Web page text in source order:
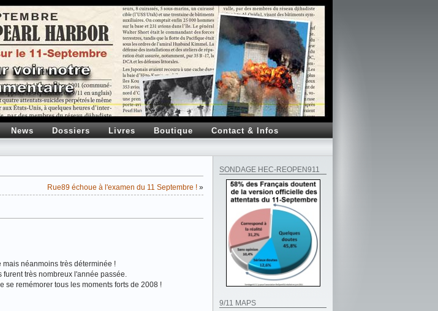
News Dossiers Livres Boutique Contact & Infos
Rue89 échoue à l'examen du 11 Septembre ! »
néanmoins très déterminée !
très nombreux l'année passée.
se remémorer tous les moments forts de 2008 !
SONDAGE HEC-REOPEN911
9/11 MAPS